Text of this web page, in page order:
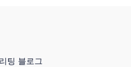
팅 블로그